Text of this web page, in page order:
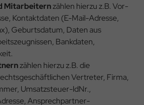
Mitarbeiternzählen hierzu z.B. Vor-
Kontaktdaten (E-Mail-Adresse,
Geburtsdatum, Daten aus
Bankdaten,
zählen hierzu z.B. die
Vertreter, Firma,
Umsatzsteuer-ldNr.,
Ansprechpartner-